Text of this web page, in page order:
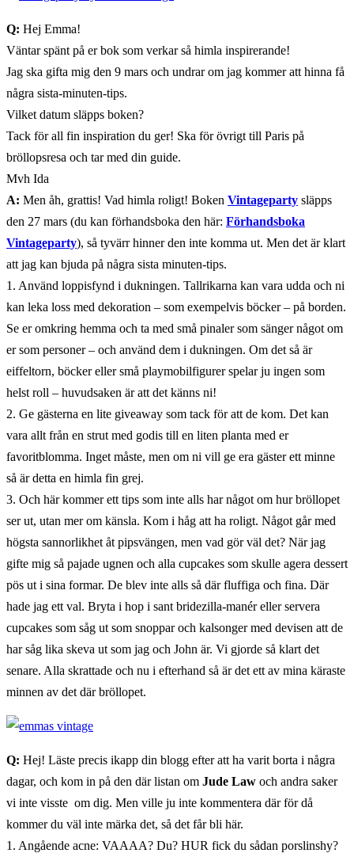
Q: Hej Emma!
Väntar spänt på er bok som verkar så himla inspirerande!
Jag ska gifta mig den 9 mars och undrar om jag kommer att hinna få
några sista-minuten-tips.
Vilket datum släpps boken?
Tack för all fin inspiration du ger! Ska för övrigt till Paris på
bröllopsresa och tar med din guide.
Mvh Ida
A: Men åh, grattis! Vad himla roligt! Boken Vintageparty släpps
den 27 mars (du kan förhandsboka den här: Förhandsboka
Vintageparty), så tyvärr hinner den inte komma ut. Men det är klart
att jag kan bjuda på några sista minuten-tips.
1. Använd loppisfynd i dukningen. Tallrikarna kan vara udda och ni
kan leka loss med dekoration – som exempelvis böcker – på borden.
Se er omkring hemma och ta med små pinaler som sänger något om
er som personer – och använd dem i dukningen. Om det så är
eiffeltorn, böcker eller små playmobilfigurer spelar ju ingen som
helst roll – huvudsaken är att det känns ni!
2. Ge gästerna en lite giveaway som tack för att de kom. Det kan
vara allt från en strut med godis till en liten planta med er
favoritblomma. Inget måste, men om ni vill ge era gäster ett minne
så är detta en himla fin grej.
3. Och här kommer ett tips som inte alls har något om hur bröllopet
ser ut, utan mer om känsla. Kom i håg att ha roligt. Något går med
högsta sannorlikhet åt pipsvängen, men vad gör väl det? När jag
gifte mig så pajade ugnen och alla cupcakes som skulle agera dessert
pös ut i sina formar. De blev inte alls så där fluffiga och fina. Där
hade jag ett val. Bryta i hop i sant bridezilla-manér eller servera
cupcakes som såg ut som snoppar och kalsonger med devisen att de
har såg lika skeva ut som jag och John är. Vi gjorde så klart det
senare. Alla skrattade och nu i efterhand så är det ett av mina käraste
minnen av det där bröllopet.
Q: Hej! Läste precis ikapp din blogg efter att ha varit borta i några
dagar, och kom in på den där listan om Jude Law och andra saker
vi inte visste om dig. Men ville ju inte kommentera där för då
kommer du väl inte märka det, så det får bli här.
1. Angående acne: VAAAA? Du? HUR fick du sådan porslinshy?